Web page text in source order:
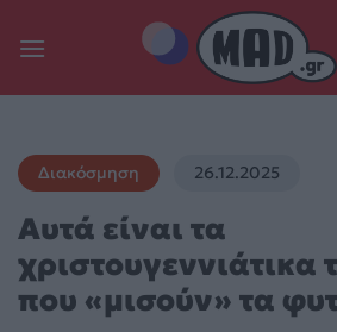
Διακόσμηση 26.12.2025
Αυτά είναι τα
χριστουγεννιάτικα
που «μισούν» τα